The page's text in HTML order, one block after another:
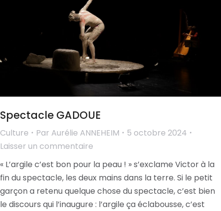
Spectacle GADOUE
Culture Par Aurélie ANNEHEIM
5 octobre 2024
Laisser un commentaire
« L’argile c’est bon pour la peau ! » s’exclame Victor à la
fin du spectacle, les deux mains dans la terre. Si le petit
garçon a retenu quelque chose du spectacle, c’est bien
le discours qui l’inaugure : l’argile ça éclabousse, c’est